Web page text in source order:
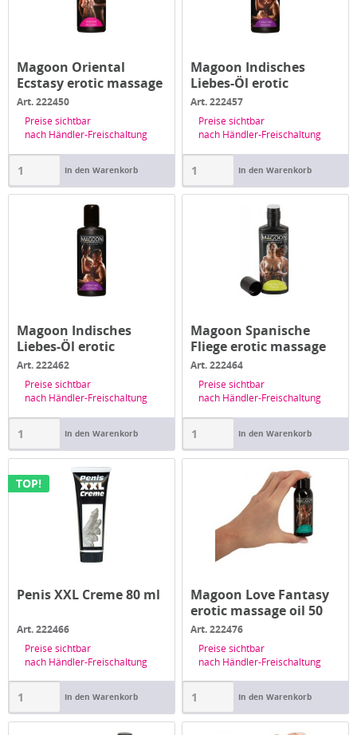
Magoon Oriental
Ecstasy erotic massage
oi 100 ml
Art. 222450
Preise sichtbar
nach Händler-Freischaltung
In den Warenkorb
Magoon Indisches
Liebes-Öl erotic
massage oi 20...
Art. 222457
Preise sichtbar
nach Händler-Freischaltung
In den Warenkorb
Magoon Indisches
Liebes-Öl erotic
massage oi 10...
Art. 222462
Preise sichtbar
nach Händler-Freischaltung
In den Warenkorb
Magoon Spanische
Fliege erotic massage
oi 100 ml
Art. 222464
Preise sichtbar
nach Händler-Freischaltung
In den Warenkorb
TOP!
Penis XXL Creme 80 ml
Art. 222466
Preise sichtbar
nach Händler-Freischaltung
In den Warenkorb
Magoon Love Fantasy
erotic massage oil 50
ml
Art. 222476
Preise sichtbar
nach Händler-Freischaltung
In den Warenkorb